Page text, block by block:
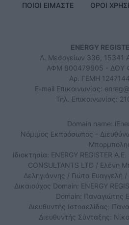
ΠΟΙΟΙ ΕΙΜΑΣΤΕ ΟΡΟΙ
ENERGY
Λ. Μεσογείων 336, 15341
ΑΦΜ 800479805 - ΔΟΥ
Αρ. ΓΕΜΗ
E-mail Επικοινωνίας:
Τηλ. Επικοινωνίας:
Domain name:
Νόμιμος Εκπρόσωπος -
Ιδιοκτησία: ENERGY REGISTER
CONSULTANTS LTD / Ελένη
Δεληγιάννης / Γιώτα Ευαγγελή
Δικαιούχος Domain: ENERGY
Domain: Παναγιώτης
Διευθυντής Ιστοσελίδας:
Διευθυντής Σύνταξης: